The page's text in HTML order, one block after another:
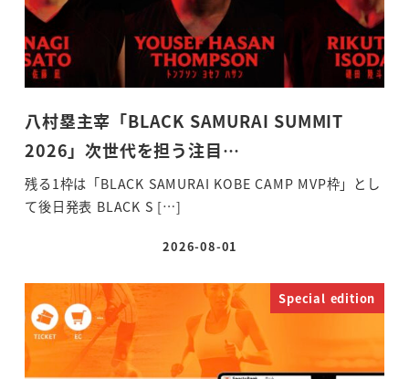
八村塁主宰「BLACK SAMURAI SUMMIT
2026」次世代を担う注目…
残る1枠は「BLACK SAMURAI KOBE CAMP MVP枠」とし
て後日発表 BLACK S […]
投稿日
2026-08-01
Special edition